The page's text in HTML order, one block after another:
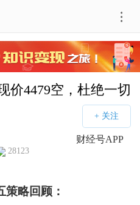
价4479空，杜绝一切
财经号APP
28123
策略回顾：